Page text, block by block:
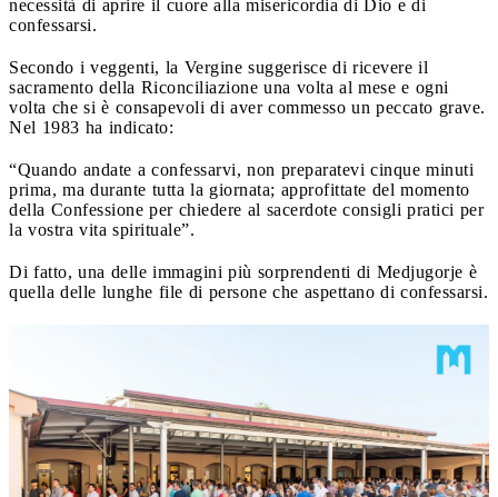
necessità di aprire il cuore alla misericordia di Dio e di
confessarsi.
Secondo i veggenti, la Vergine suggerisce di ricevere il
sacramento della Riconciliazione una volta al mese e ogni
volta che si è consapevoli di aver commesso un peccato grave.
Nel 1983 ha indicato:
“Quando andate a confessarvi, non preparatevi cinque minuti
prima, ma durante tutta la giornata; approfittate del momento
della Confessione per chiedere al sacerdote consigli pratici per
la vostra vita spirituale”.
Di fatto, una delle immagini più sorprendenti di Medjugorje è
quella delle lunghe file di persone che aspettano di confessarsi.